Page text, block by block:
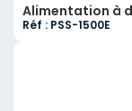
Alimentation à
Réf : PSS-1500E